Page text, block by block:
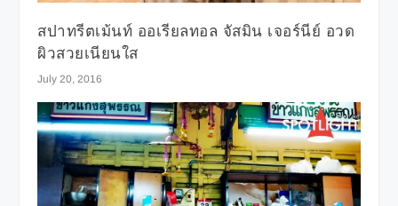
สปาทรีตเม้นท์ ออเรียลทอล จัสมิน เจอร์นีย์ อวด
ผิวสวยเนียนใส
July 20, 2016